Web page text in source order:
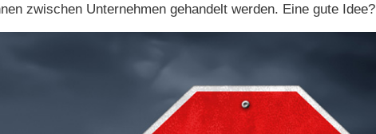
zwischen Unternehmen gehandelt werden. Eine gute Idee?